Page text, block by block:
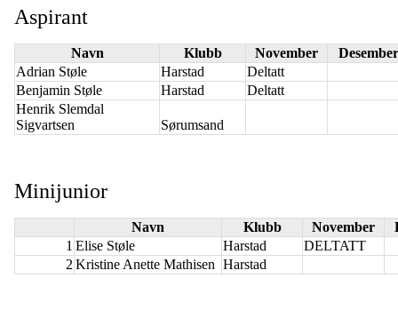
Aspirant
Navn Klubb November
Desember
Adrian Støle
Harstad
Deltatt
Benjamin Støle
Harstad
Deltatt
Henrik Slemdal
Sigvartsen
Sørumsand
Minijunior
Navn Klubb November
1 Elise Støle Harstad
DELTATT
2 Kristine Anette Mathisen Harstad